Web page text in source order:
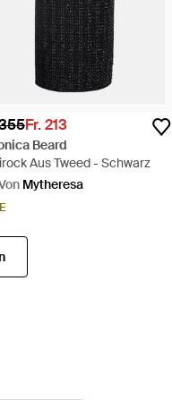
Fr. 213
Beard
Aus Tweed - Schwarz
Mytheresa